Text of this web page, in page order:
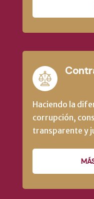
Haciendo la
corrupción,
transparente y